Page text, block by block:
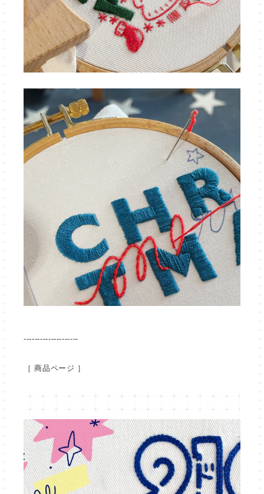
--------------------
［ 商品ページ ］